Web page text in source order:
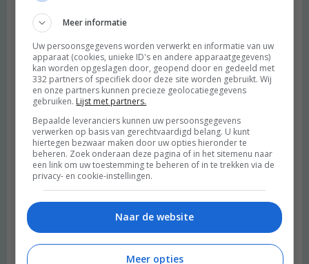
Meer informatie
Uw persoonsgegevens worden verwerkt en informatie van uw
apparaat (cookies, unieke ID's en andere apparaatgegevens)
kan worden opgeslagen door, geopend door en gedeeld met
332 partners of specifiek door deze site worden gebruikt. Wij
en onze partners kunnen precieze geolocatiegegevens
gebruiken. Lijst met partners.
Bepaalde leveranciers kunnen uw persoonsgegevens
verwerken op basis van gerechtvaardigd belang. U kunt
hiertegen bezwaar maken door uw opties hieronder te
beheren. Zoek onderaan deze pagina of in het sitemenu naar
een link om uw toestemming te beheren of in te trekken via de
privacy- en cookie-instellingen.
Naar de website
Meer opties